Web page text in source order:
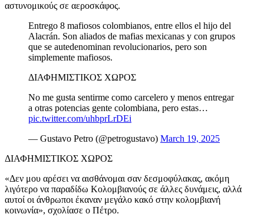
αστυνομικούς σε αεροσκάφος.
Entrego 8 mafiosos colombianos, entre ellos el hijo del
Alacrán. Son aliados de mafias mexicanas y con grupos
que se autedenominan revolucionarios, pero son
simplemente mafiosos.
ΔΙΑΦΗΜΙΣΤΙΚΟΣ ΧΩΡΟΣ
No me gusta sentirme como carcelero y menos entregar
a otras potencias gente colombiana, pero estas…
pic.twitter.com/uhbprLrDEi
— Gustavo Petro (@petrogustavo) March 19, 2025
ΔΙΑΦΗΜΙΣΤΙΚΟΣ ΧΩΡΟΣ
«Δεν μου αρέσει να αισθάνομαι σαν δεσμοφύλακας, ακόμη
λιγότερο να παραδίδω Κολομβιανούς σε άλλες δυνάμεις, αλλά
αυτοί οι άνθρωποι έκαναν μεγάλο κακό στην κολομβιανή
κοινωνία», σχολίασε ο Πέτρο.